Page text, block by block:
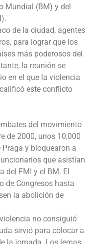
Mundial (BM) y del
de la ciudad, agentes
para lograr que los
más poderosos del
la reunión se
en el que la violencia
este conflicto
del movimiento
de 2000, unos 10,000
y bloquearon a
que asistían
del FMI y el BM. El
de Congresos hasta
la abolición de
no consiguió
sirvió para colocar a
la jornada. Los lemas